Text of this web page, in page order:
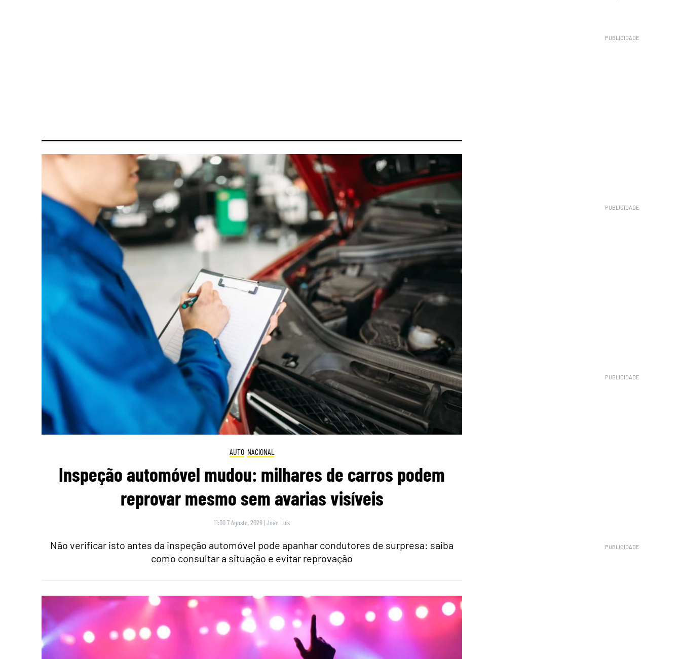
AUTO NACIONAL
Inspeção automóvel mudou: milhares de carros podem
reprovar mesmo sem avarias visíveis
11:00 7 Agosto, 2026 |João Luís
Não verificar isto antes da inspeção automóvel pode apanhar condutores de surpresa: saiba
como consultar a situação e evitar reprovação